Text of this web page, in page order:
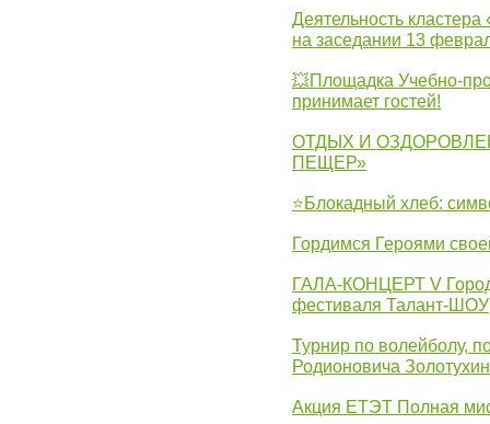
Деятельность
на заседании 13
💥Площадка Учебно-
принимает гостей!
ОТДЫХ И
ПЕЩЕР»
⭐Блокадный хлеб:
Гордимся Героями
ГАЛА-КОНЦЕРТ V
фестиваля Талант-ШОУ
Турнир по волейболу,
Родионовича
Акция ЕТЭТ Полная